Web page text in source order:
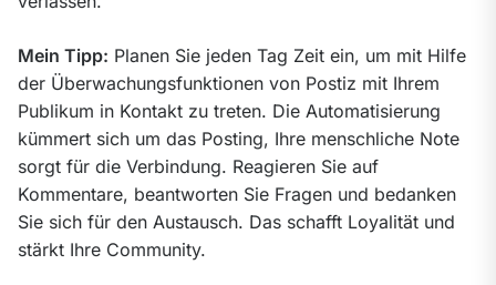
Mein Tipp: Planen Sie jeden Tag Zeit ein, um mit Hilfe
der Überwachungsfunktionen von Postiz mit Ihrem
Publikum in Kontakt zu treten. Die Automatisierung
kümmert sich um das Posting, Ihre menschliche Note
sorgt für die Verbindung. Reagieren Sie auf
Kommentare, beantworten Sie Fragen und bedanken
Sie sich für den Austausch. Das schafft Loyalität und
stärkt Ihre Community.